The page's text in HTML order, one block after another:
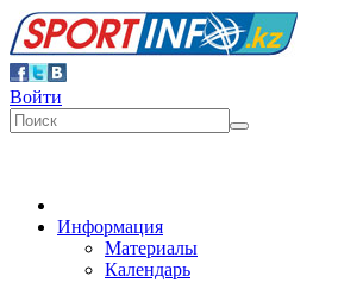
Войти
Информация
Материалы
Календарь